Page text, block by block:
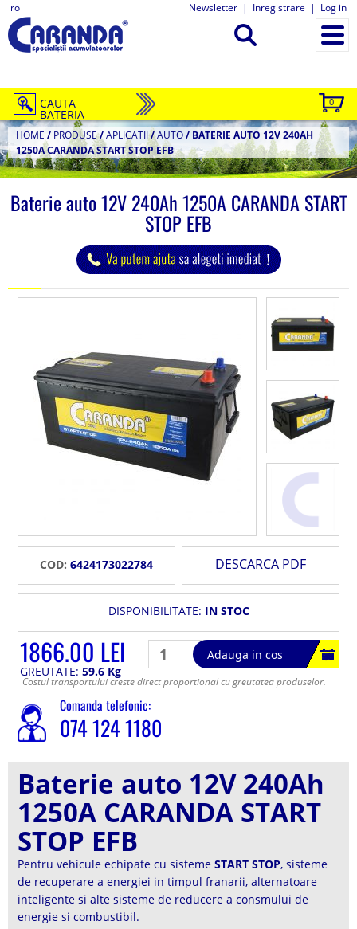
ro Newsletter | Inregistrare | Log in
0
CAUTA
BATERIA
HOME / PRODUSE/APLICATII/AUTO/ BATERIE AUTO 12V 240AH
1250A CARANDA START STOP EFB
Baterie auto 12V 240Ah 1250A CARANDA START
STOP EFB
COD: 6424173022784 DESCARCA PDF
DISPONIBILITATE: IN STOC
1866.00 LEI
Adauga in cos
GREUTATE: 59.6 Kg
Costul transportului creste direct proportional cu greutatea produselor.
Comanda telefonic:
074 124 1180
Baterie auto 12V 240Ah
1250A CARANDA START
STOP EFB
Pentru vehicule echipate cu sisteme START STOP, sisteme
de recuperare a energiei in timpul franarii, alternatoare
inteligente si alte sisteme de reducere a consmului de
energie si combustibil.